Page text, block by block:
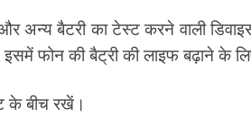
अन्य बैटरी का टेस्ट करने वाली
फोन की बैट्री की लाइफ बढ़ाने के
के बीच रखें।